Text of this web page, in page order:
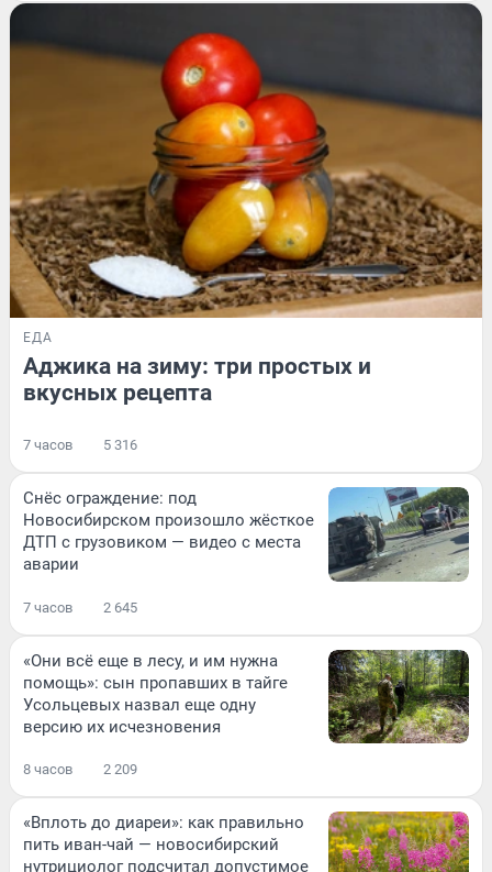
ЕДА
Аджика на зиму: три простых и
вкусных рецепта
7 часов 5 316
Снёс ограждение: под
Новосибирском произошло жёсткое
ДТП с грузовиком — видео с места
аварии
7 часов 2 645
«Они всё еще в лесу, и им нужна
помощь»: сын пропавших в тайге
Усольцевых назвал еще одну
версию их исчезновения
8 часов 2 209
«Вплоть до диареи»: как правильно
пить иван-чай — новосибирский
нутрициолог подсчитал допустимое